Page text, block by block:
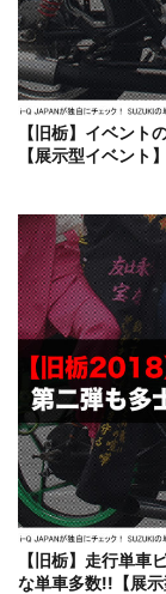
【旧栃】イベン
【展示型イベント】
【旧栃】走行単
な単車多数!!【展示